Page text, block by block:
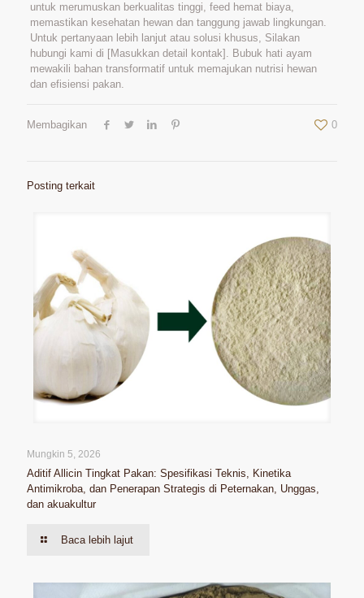
untuk merumuskan berkualitas tinggi, feed hemat biaya,
memastikan kesehatan hewan dan tanggung jawab lingkungan.
Untuk pertanyaan lebih lanjut atau solusi khusus, Silakan
hubungi kami di [Masukkan detail kontak]. Bubuk hati ayam
mewakili bahan transformatif untuk memajukan nutrisi hewan
dan efisiensi pakan.
Membagikan 0
Posting terkait
Mungkin 5, 2026
Aditif Allicin Tingkat Pakan: Spesifikasi Teknis, Kinetika
Antimikroba, dan Penerapan Strategis di Peternakan, Unggas,
dan akuakultur
Baca lebih lajut